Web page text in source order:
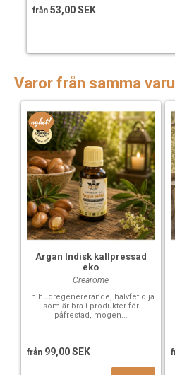
från 53,00 SEK
Varor från samma
Argan Indisk kallpressad
eko
Crearome
En hudregenererande, halvfet olja
som är bra i produkter för
påfrestad, mogen...
från 99,00 SEK